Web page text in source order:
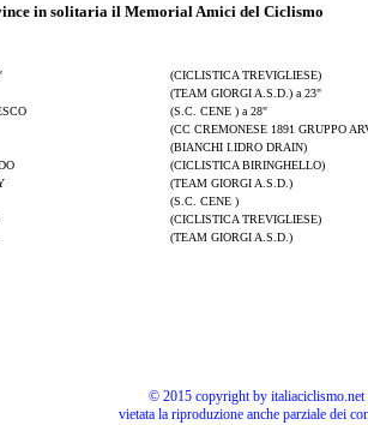
in solitaria il Memorial Amici del Ciclismo
(CICLISTICA TREVIGLIESE)
(TEAM GIORGI A.S.D.) a 23"
(S.C. CENE ) a 28"
(CC CREMONESE 1891 GRUPPO
(BIANCHI I.IDRO DRAIN)
(CICLISTICA BIRINGHELLO)
(TEAM GIORGI A.S.D.)
(S.C. CENE )
(CICLISTICA TREVIGLIESE)
(TEAM GIORGI A.S.D.)
© 2015 copyright by
vietata la riproduzione anche parziale dei